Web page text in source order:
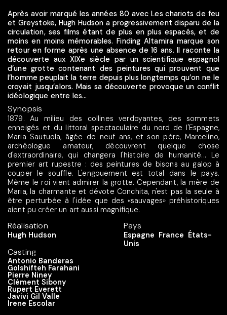
Après avoir marqué les années 80 avec Les chariots de feu
et Greystoke, Hugh Hudson a progressivement disparu de la
circulation, ses films étant de plus en plus espacés, et de
moins en moins mémorables. Finding Altamira marque son
retour en forme après une absence de 16 ans. Il raconte la
découverte aux XIXe siècle par un scientifique espagnol
d’une grotte contenant des peintures qui prouvent que
l’homme peuplait la terre depuis plus longtemps qu’on ne le
croyait jusqu’alors. Mais sa découverte provoque un conflit
idéologique entre les...
Synopsis
1879. Au milieu des collines verdoyantes, des sommets
enneigés et du littoral spectaculaire du nord de l'Espagne,
Maria Sautuola, âgée de neuf ans, et son père, Marcelino,
archéologue amateur, découvrent quelque chose
d'extraordinaire, qui changera l'histoire de humanité... Le
premier art rupestre : des peintures de bisons au galop à
couper le souffle. L'engouement est total dans le pays.
Même le roi vient admirer la grotte. Cependant, la mère de
Maria, la charmante et dévote Conchita, n'est pas la seule à
être perturbée à l'idée que des «sauvages» préhistoriques
aient pu créer un art aussi magnifique.
Réalisation
Hugh Hudson
Casting
Antonio Banderas
Golshifteh Farahani
Pierre Niney
Clément Sibony
Rupert Everett
Javivi Gil Valle
Irene Escolar
Pays
Espagne France
États-
Unis